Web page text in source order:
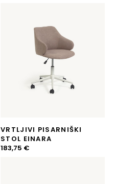
VRTLJIVI PISARNIŠKI
STOL EINARA
183,75 €